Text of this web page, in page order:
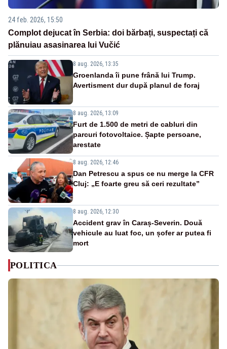
24 feb. 2026, 15:50
Complot dejucat în Serbia: doi bărbați, suspectați că
plănuiau asasinarea lui Vučić
8 aug. 2026, 13:35
Groenlanda îi pune frână lui Trump.
Avertisment dur după planul de foraj
8 aug. 2026, 13:09
Furt de 1.500 de metri de cabluri din
parcuri fotovoltaice. Șapte persoane,
arestate
8 aug. 2026, 12:46
Dan Petrescu a spus ce nu merge la CFR
Cluj: „E foarte greu să ceri rezultate”
8 aug. 2026, 12:30
Accident grav în Caraș-Severin. Două
vehicule au luat foc, un șofer ar putea fi
mort
POLITICA